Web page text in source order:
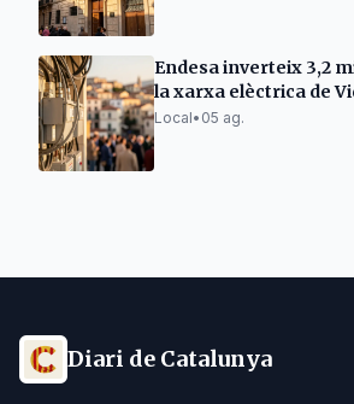
Endesa inverteix 3,2
la xarxa elèctrica de
Local• 05 ag.
Diari de Catalunya